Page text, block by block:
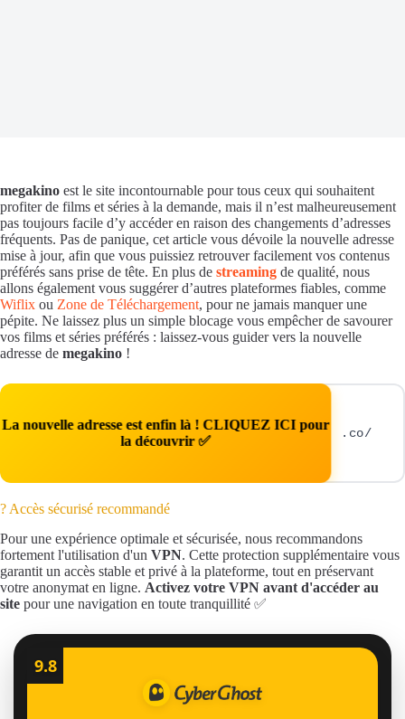
megakino est le site incontournable pour tous ceux qui souhaitent
profiter de films et séries à la demande, mais il n’est malheureusement
pas toujours facile d’y accéder en raison des changements d’adresses
fréquents. Pas de panique, cet article vous dévoile la nouvelle adresse
mise à jour, afin que vous puissiez retrouver facilement vos contenus
préférés sans prise de tête. En plus de streaming de qualité, nous
allons également vous suggérer d’autres plateformes fiables, comme
Wiflix ou Zone de Téléchargement, pour ne jamais manquer une
pépite. Ne laissez plus un simple blocage vous empêcher de savourer
vos films et séries préférés : laissez-vous guider vers la nouvelle
adresse de megakino !
La nouvelle adresse est enfin là ! CLIQUEZ ICI pour
la découvrir ✅
.co/
? Accès sécurisé recommandé
Pour une expérience optimale et sécurisée, nous recommandons
fortement l'utilisation d'un VPN. Cette protection supplémentaire vous
garantit un accès stable et privé à la plateforme, tout en préservant
votre anonymat en ligne. Activez votre VPN avant d'accéder au
site pour une navigation en toute tranquillité ✅
9.8